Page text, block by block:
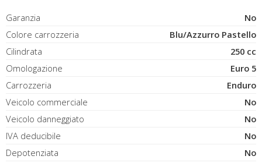
Garanzia
No
Colore carrozzeria
Blu/Azzurro Pastello
Cilindrata
250 cc
Omologazione
Euro 5
Carrozzeria
Enduro
Veicolo commerciale
No
Veicolo danneggiato
No
IVA deducibile
No
Depotenziata
No